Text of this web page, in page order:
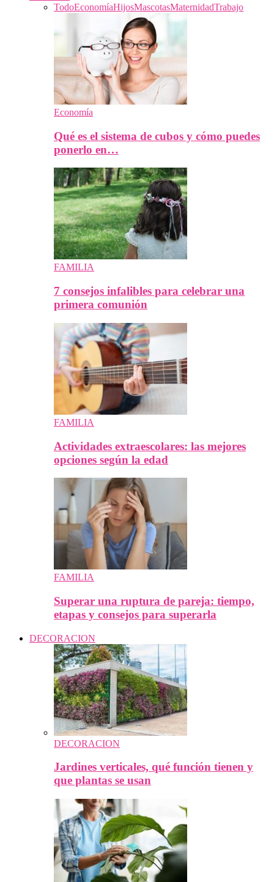
TodoEconomíaHijosMascotasMaternidadTrabajo
Economía
Qué es el sistema de cubos y cómo puedes
ponerlo en…
FAMILIA
7 consejos infalibles para celebrar una
primera comunión
FAMILIA
Actividades extraescolares: las mejores
opciones según la edad
FAMILIA
Superar una ruptura de pareja: tiempo,
etapas y consejos para superarla
DECORACION
DECORACION
Jardines verticales, qué función tienen y
que plantas se usan